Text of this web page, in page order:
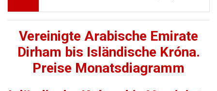
Vereinigte Arabische Emirate
Dirham bis Isländische Króna.
Preise Monatsdiagramm